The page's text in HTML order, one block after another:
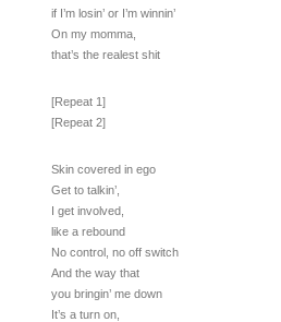
if I’m losin’ or I’m winnin’
On my momma,
that’s the realest shit
[Repeat 1]
[Repeat 2]
Skin covered in ego
Get to talkin’,
I get involved,
like a rebound
No control, no off switch
And the way that
you bringin’ me down
It’s a turn on,